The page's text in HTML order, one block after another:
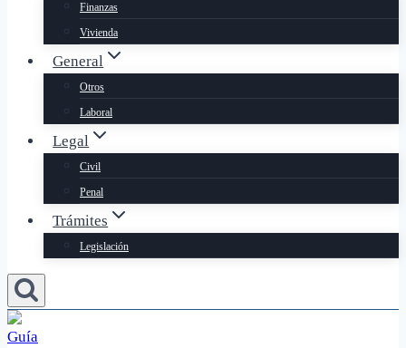
Finanzas
Vivienda
General
Otros
Laboral
Legal
Civil
Penal
Trámites
Legislación